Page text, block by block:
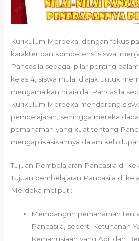
Kurikulum Merdeka, dengan fokus
karakter dan kompetensi siswa,
Pancasila sebagai pilar penting
kelas 4, siswa mulai diajak untuk
mengamalkan nilai-nilai Pancasila
Kurikulum Merdeka mendorong
pembelajaran, sehingga mereka
pemahaman yang kuat tentang
mengaplikasikannya dalam
Tujuan Pembelajaran Pancasila di
Tujuan pembelajaran Pancasila di
Merdeka meliputi:
Membangun pemahaman
Pancasila, seperti Ketuhanan
Kemanusiaan yang Adil dan